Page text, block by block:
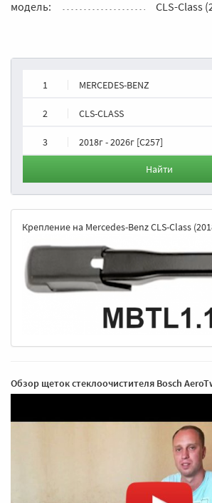
модель: CLS-Class
1 MERCEDES-BENZ
2 CLS-CLASS
3 2018г - 2026г [C257]
Найти
Крепление на Mercedes-Benz CLS-Class
Обзор щеток стеклоочистителя Bosch